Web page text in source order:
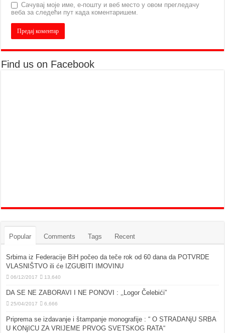
Сачувај моје име, е-пошту и веб место у овом прегледачу
веба за следећи пут када коментаришем.
Find us on Facebook
Popular Comments Tags Recent
Srbima iz Federacije BiH počeo da teče rok od 60 dana da POTVRDE
VLASNIŠTVO ili će IZGUBITI IMOVINU
06/12/2017 13,640
DA SE NE ZABORAVI I NE PONOVI : ‚‚Logor Čelebići”
25/04/2017 6,666
Priprema se izdavanje i štampanje monografije : “ O STRADANjU SRBA
U KONjICU ZA VRIJEME PRVOG SVETSKOG RATA“